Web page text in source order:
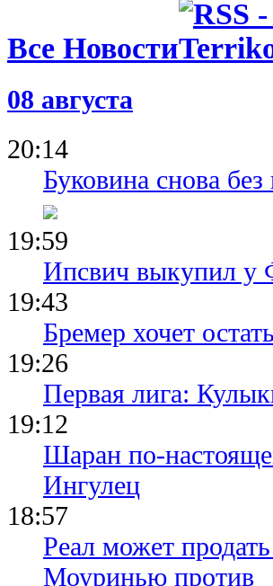
Все Новости
08 августа
20:14
Буковина снова
19:59
Ипсвич выкупил у
19:43
Бремер хочет
19:26
Первая лига:
19:12
Шаран по-
Ингулец
18:57
Реал может
Моуринью против